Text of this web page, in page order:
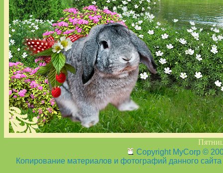
Copyright MyCorp ©
Копирование материалов и фотографий данного